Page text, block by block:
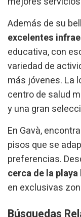
Además de su
excelentes
educativa, con
variedad de
más jóvenes. La
centro de salud
y una gran
En Gavà,
pisos que se
preferencias.
cerca de la playa
en exclusivas